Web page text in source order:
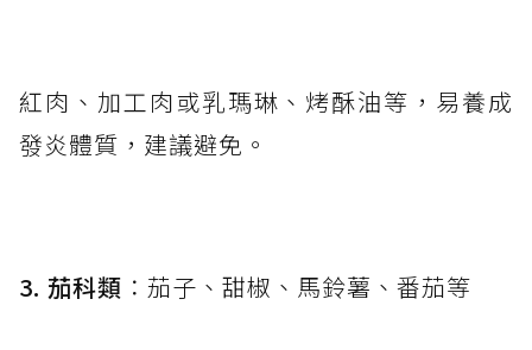
紅肉、加工肉或乳瑪琳、烤酥油等，易養成
發炎體質，建議避免。
3. 茄科類 ：茄子、甜椒、馬鈴薯、番茄等